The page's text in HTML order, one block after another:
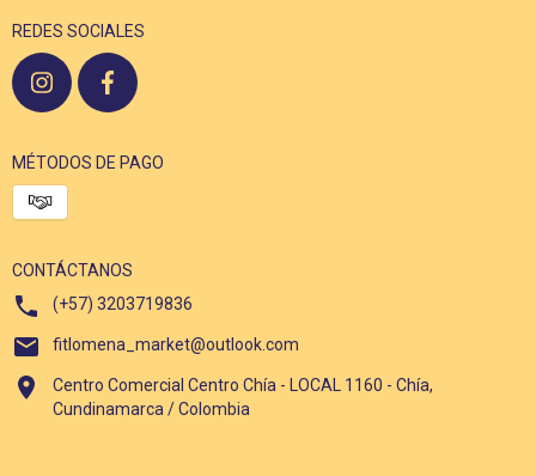
REDES SOCIALES
MÉTODOS DE PAGO
CONTÁCTANOS
(+57) 3203719836
fitlomena_market@outlook.com
Centro Comercial Centro Chía - LOCAL 1160 - Chía,
Cundinamarca / Colombia